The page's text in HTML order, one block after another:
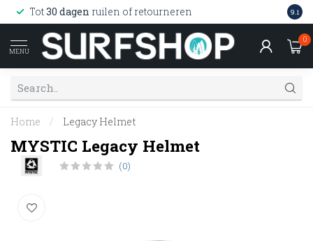
Tot30 dagen ruilen of retourneren 9.1
MENU
0
Home / Legacy Helmet
MYSTIC Legacy Helmet
(0)